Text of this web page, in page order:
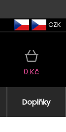
CZK
0 Kč
Doplňky